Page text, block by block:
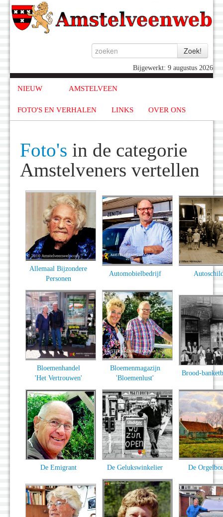
Bijgewerkt: 9 augustus 2026
NIEUW AMSTELVEEN
FOTO'S EN VERHALEN LINKS OVER ONS
Foto's in de categorie
Amstelveners vertellen
Allemaal Bijzondere
Personen
Automobielbedrijf
Bloemenhandel
'Het Vertrouwen'
Bloemenmagazijn
'Bloemenlust'
Brood-
De Emigrant De Gelukswinkelier De